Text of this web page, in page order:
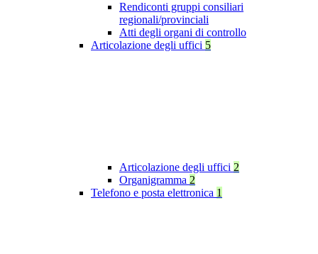
Rendiconti gruppi consiliari
regionali/provinciali
Atti degli organi di controllo
Articolazione degli uffici 5
Articolazione degli uffici 2
Organigramma 2
Telefono e posta elettronica 1